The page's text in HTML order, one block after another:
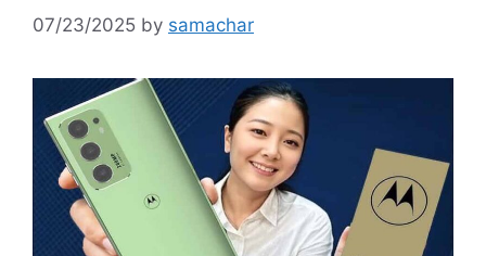
07/23/2025 by samachar